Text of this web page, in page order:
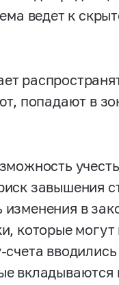
ведет к
попадают в
завышения
в
которые могут
вкладываются